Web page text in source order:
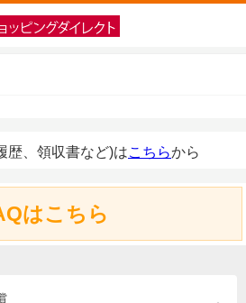
歴、領収書など)はこちらから
はこちら